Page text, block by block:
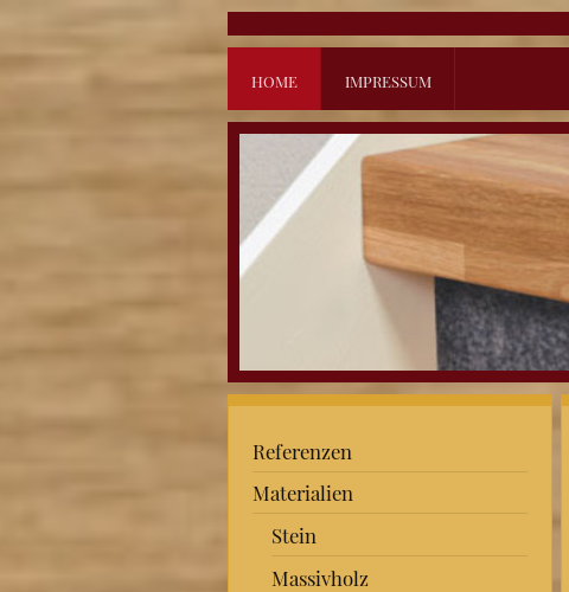
HOME IMPRESSUM
Referenzen
Materialien
Stein
Massivholz